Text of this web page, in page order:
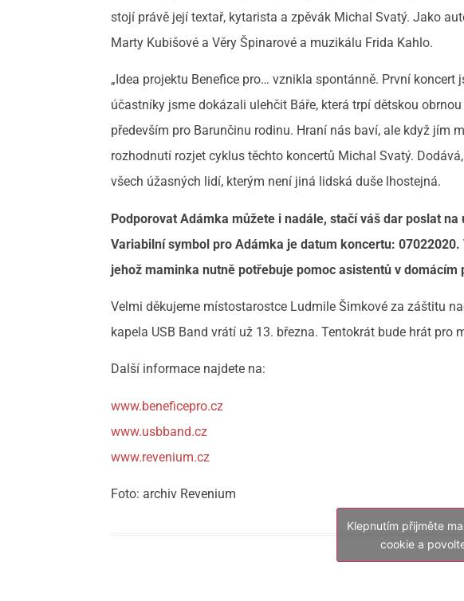
stojí právě její textař, kytarista a zpěvák Michal Svatý. Jako
Marty Kubišové a Věry Špinarové a muzikálu Frida Kahlo.
„Idea projektu Benefice pro… vznikla spontánně. První koncert
účastníky jsme dokázali ulehčit Báře, která trpí dětskou
především pro Barunčinu rodinu. Hraní nás baví, ale když jím
rozhodnutí rozjet cyklus těchto koncertů Michal Svatý.
všech úžasných lidí, kterým není jiná lidská duše lhostejná.
Podporovat Adámka můžete i nadále, stačí váš dar poslat na
Variabilní symbol pro Adámka je datum koncertu:
jehož maminka nutně potřebuje pomoc asistentů v domácím
Velmi děkujeme místostarostce Ludmile Šimkové za záštitu
kapela USB Band vrátí už 13. března. Tentokrát bude hrát pro
Další informace najdete na:
www.beneficepro.cz
www.usbband.cz
www.revenium.cz
Foto: archiv Revenium
Klepnutím přijměte
cookie a